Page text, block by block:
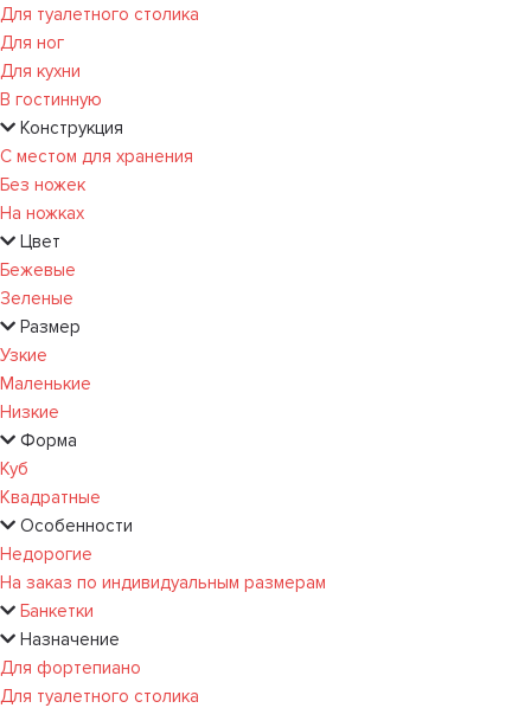
Для туалетного столика
Для ног
Для кухни
В гостинную
Конструкция
С местом для хранения
Без ножек
На ножках
Цвет
Бежевые
Зеленые
Размер
Узкие
Маленькие
Низкие
Форма
Куб
Квадратные
Особенности
Недорогие
На заказ по индивидуальным размерам
Банкетки
Назначение
Для фортепиано
Для туалетного столика